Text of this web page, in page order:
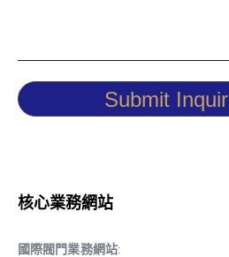
Submit Inquir
核心業務網站
國際閥門業務網站: